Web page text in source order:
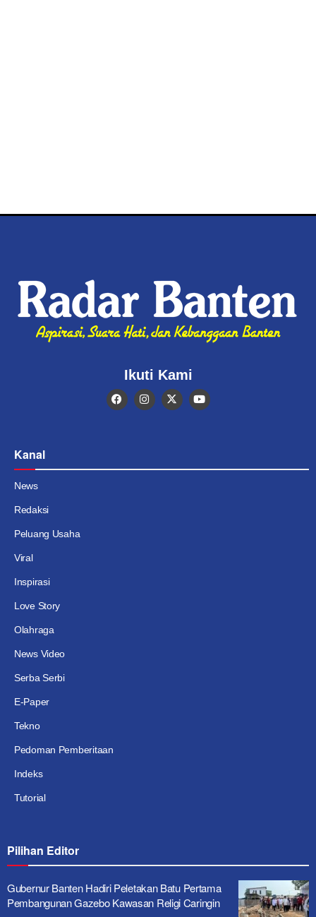
Ikuti Kami
Kanal
News
Redaksi
Peluang Usaha
Viral
Inspirasi
Love Story
Olahraga
News Video
Serba Serbi
E-Paper
Tekno
Pedoman Pemberitaan
Indeks
Tutorial
Pilihan Editor
Gubernur Banten Hadiri Peletakan Batu Pertama
Pembangunan Gazebo Kawasan Religi Caringin